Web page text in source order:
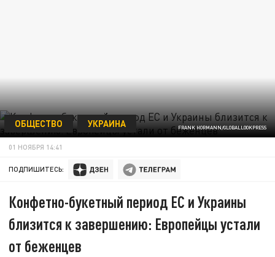
FRANK HORMANN/GLOBALLOOKPRESS
ОБЩЕСТВО УКРАИНА
01 НОЯБРЯ 14:41
ПОДПИШИТЕСЬ:
Конфетно-букетный период ЕС и Украины
близится к завершению: Европейцы устали
от беженцев